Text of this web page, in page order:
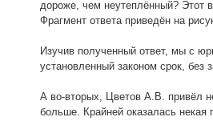
дороже, чем неутеплённый? Этот
Фрагмент ответа приведён на
Изучив полученный ответ, мы с
установленный законом срок, без
А во-вторых, Цветов А.В. привёл
больше. Крайней оказалась некая